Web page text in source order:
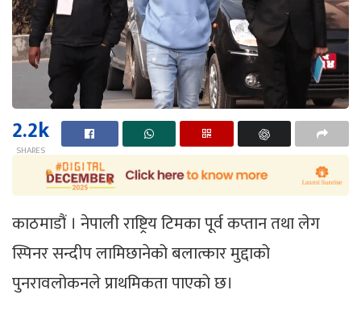
2.2k
SHARES
काठमाडौं । नेपाली राष्ट्रिय टिमका पूर्व कप्तान तथा लेग
स्पिनर सन्दीप लामिछानेको बलात्कार मुद्दाको
पुनरावलोकनले प्राथमिकता पाएको छ।